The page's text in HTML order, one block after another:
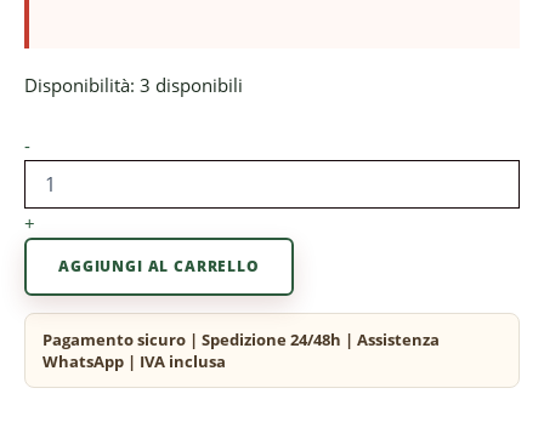
Disponibilità: 3 disponibili
-
+
AGGIUNGI AL CARRELLO